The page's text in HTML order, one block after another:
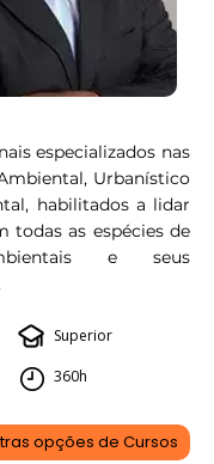
especializados nas
Urbanístico
habilitados a lidar
todas as espécies de
e seus
Superior
360h
opções de Cursos